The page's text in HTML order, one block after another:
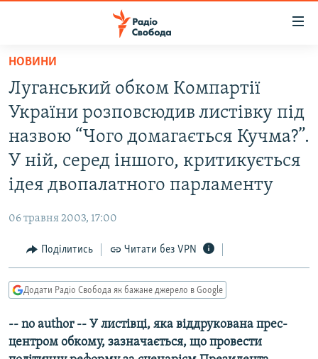
Перейти
основного
матеріалу
Перейти
до
основної
навігації
до
РАДІО СВОБОДА – 70 РОКІВ
ВСЕ ЗА ДОБУ
СТАТТІ
ПОЛІТИКА
СПОРТ
УКРАЇНА
ВІЙНА
РОСІЙСЬКА «ФІЛЬТРАЦІЯ»
КРИМ.РЕАЛІЇ
ТИ ЯК?
СХЕМИ
КИТАЙ.ВИКЛИКИ
НОВИНИ
Луганський обком Компартії
України розповсюдив листівку під
назвою “Чого домагається Кучма?”.
У ній, серед іншого, критикується
ідея двопалатного парламенту
06 травня 2003, 17:00
Поділитись Читати без VPN
Додати Радіо Свобода як бажане джерело в Google
-- no author -- У листівці, яка віддрукована прес-
центром обкому, зазначається, що провести